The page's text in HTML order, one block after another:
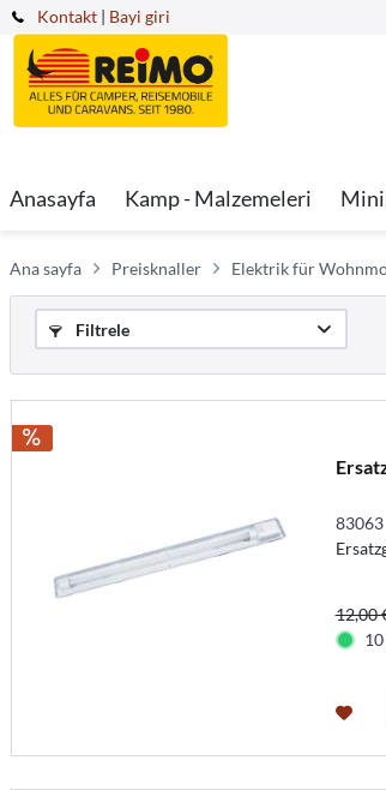
Kontakt | Bayi giri
Anasayfa Kamp - Malzemeleri
Ana sayfa Preisknaller Elektrik für
Filtrele
83063
12,00